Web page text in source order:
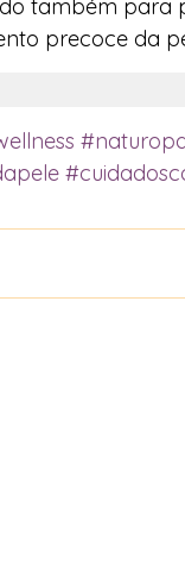
também para
precoce da